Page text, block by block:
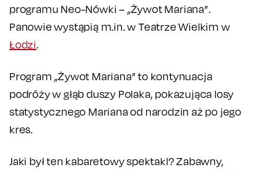
programu Neo-Nówki – „Żywot Mariana”.
Panowie wystąpią m.in. w Teatrze Wielkim w
Łodzi.
Program „Żywot Mariana” to kontynuacja
podróży w głąb duszy Polaka, pokazująca losy
statystycznego Mariana od narodzin aż po jego
kres.
Jaki był ten kabaretowy spektakl? Zabawny,